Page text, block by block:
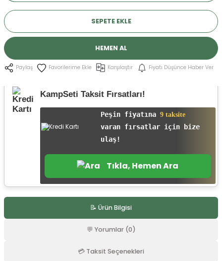
SEPETE EKLE
HEMEN AL
Paylaş Karşılaştır Fiyatı Düşünce Haber Ver
KampSeti Taksit Fırsatları!
Peşin fiyatına 9 taksite
varan fırsatlar için bize
ulaş!
Tıkla, Hemen Ara
📝 Ürün Bilgisi
💬 Yorumlar (0)
💳 Taksit Seçenekleri